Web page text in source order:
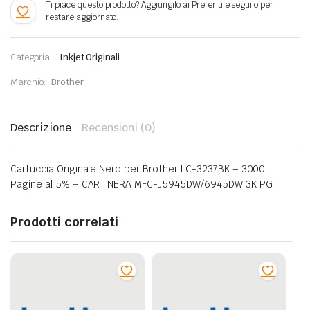
Categoria: Inkjet Originali
Marchio: Brother
Descrizione Recensioni (0)
Cartuccia Originale Nero per Brother LC-3237BK – 3000
Pagine al 5% – CART NERA MFC-J5945DW/6945DW 3K PG
Prodotti correlati